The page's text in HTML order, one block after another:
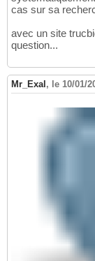
cas sur sa
avec un site
question...
Mr_Exal, le 10/01/